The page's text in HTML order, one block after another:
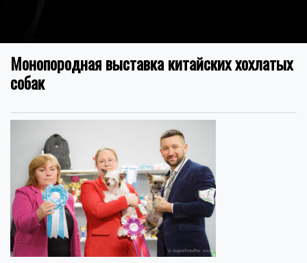
Монопородная выставка китайских хохлатых
собак